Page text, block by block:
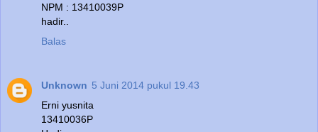
NPM : 13410039P
hadir..
Balas
Unknown 5 Juni 2014 pukul 19.43
Erni yusnita
13410036P